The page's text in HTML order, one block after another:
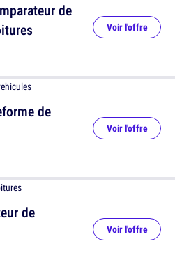
de
Voir l'offre
de
Voir l'offre
de
Voir l'offre